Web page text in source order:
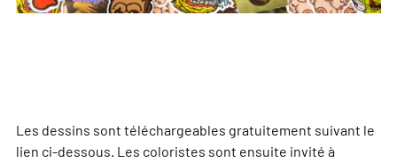
Les dessins sont téléchargeables gratuitement suivant le
lien ci-dessous. Les coloristes sont ensuite invité à